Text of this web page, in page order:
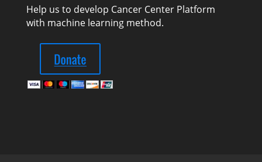
Help us to develop Cancer Center Platform
with machine learning method.